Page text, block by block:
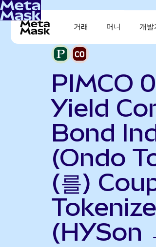
거래 머니 개발
PIMCO
Yield
Bond
(Ondo
(를)
(HYSon